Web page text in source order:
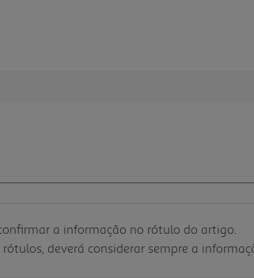
a informação no rótulo do artigo.
deverá considerar sempre a